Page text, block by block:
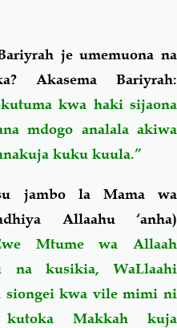
je umemuona na
Akasema Bariyrah:
kwa haki sijaona
mdogo analala akiwa
kuku kuula.”
jambo la Mama wa
Allaahu ‘anha)
Mtume wa Allaah
na kusikia, WaLlaahi
siongei kwa vile mimi ni
kutoka Makkah kuja